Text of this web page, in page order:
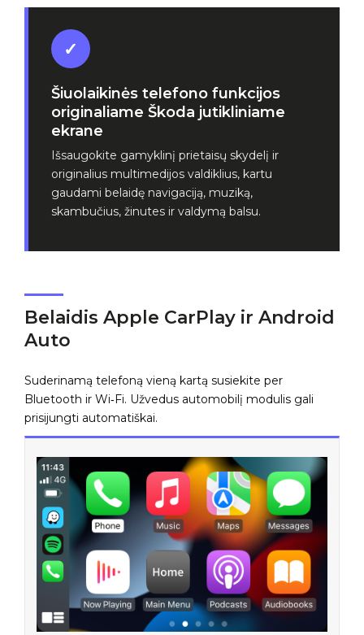
✓
Šiuolaikinės telefono funkcijos
originaliame Škoda jutikliniame
ekrane
Išsaugokite gamyklinį prietaisų skydelį ir
originalius multimedijos valdiklius, kartu
gaudami belaidę navigaciją, muziką,
skambučius, žinutes ir valdymą balsu.
Belaidis Apple CarPlay ir Android
Auto
Suderinamą telefoną vieną kartą susiekite per
Bluetooth ir Wi‑Fi. Užvedus automobilį modulis gali
prisijungti automatiškai.